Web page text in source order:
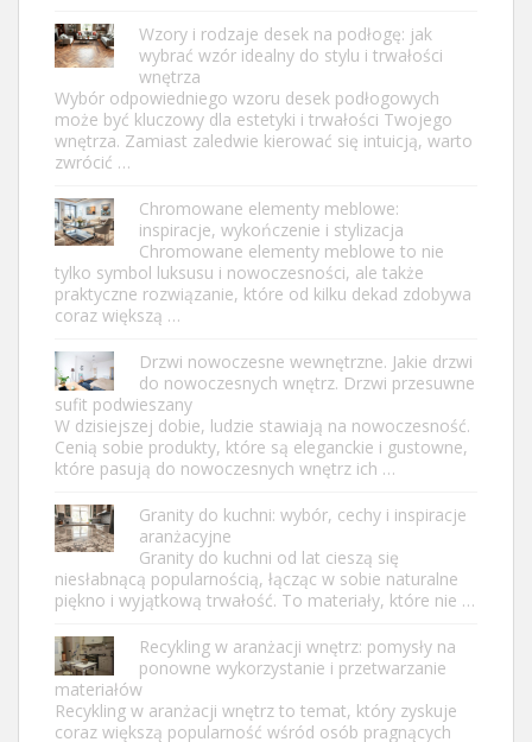
Wzory i rodzaje desek na podłogę: jak
wybrać wzór idealny do stylu i trwałości
wnętrza
Wybór odpowiedniego wzoru desek podłogowych
może być kluczowy dla estetyki i trwałości Twojego
wnętrza. Zamiast zaledwie kierować się intuicją, warto
zwrócić …
Chromowane elementy meblowe:
inspiracje, wykończenie i stylizacja
Chromowane elementy meblowe to nie
tylko symbol luksusu i nowoczesności, ale także
praktyczne rozwiązanie, które od kilku dekad zdobywa
coraz większą …
Drzwi nowoczesne wewnętrzne. Jakie drzwi
do nowoczesnych wnętrz. Drzwi przesuwne
sufit podwieszany
W dzisiejszej dobie, ludzie stawiają na nowoczesność.
Cenią sobie produkty, które są eleganckie i gustowne,
które pasują do nowoczesnych wnętrz ich …
Granity do kuchni: wybór, cechy i inspiracje
aranżacyjne
Granity do kuchni od lat cieszą się
niesłabnącą popularnością, łącząc w sobie naturalne
piękno i wyjątkową trwałość. To materiały, które nie …
Recykling w aranżacji wnętrz: pomysły na
ponowne wykorzystanie i przetwarzanie
materiałów
Recykling w aranżacji wnętrz to temat, który zyskuje
coraz większą popularność wśród osób pragnących